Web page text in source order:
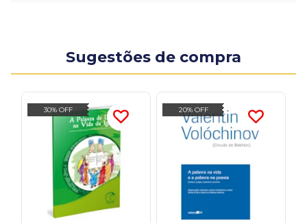
Sugestões de compra
30% OFF 20% OFF